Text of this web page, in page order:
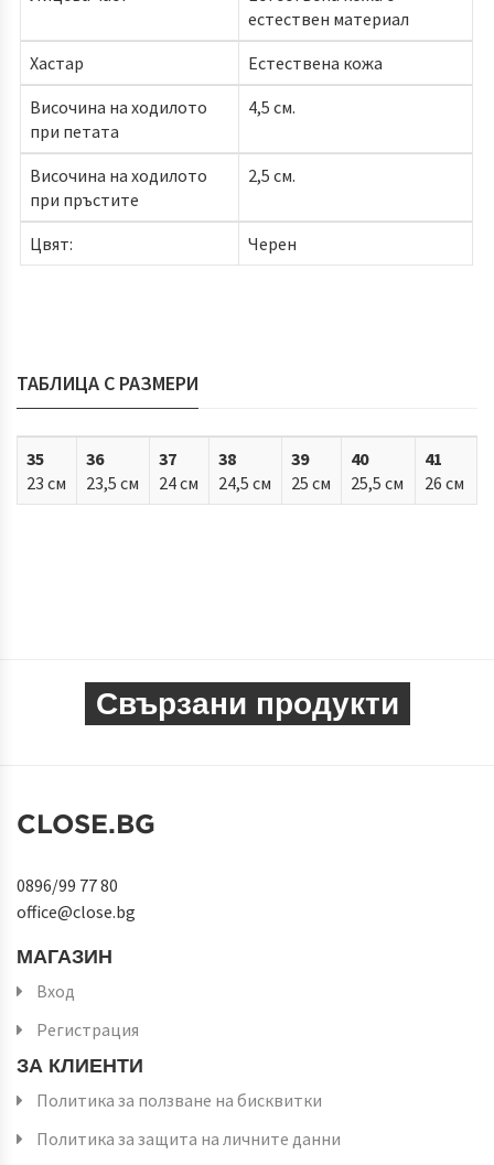
естествен материал
Хастар
Естествена кожа
Височина на ходилото
при петата
4,5 см.
Височина на ходилото
при пръстите
2,5 см.
Цвят: Черен
ТАБЛИЦА С РАЗМЕРИ
35
23 см
36
23,5 см
37
24 см
38
24,5 см
39
25 см
40
25,5 см
41
26 см
Свързани продукти
CLOSE.BG
0896/99 77 80
office@close.bg
МАГАЗИН
Вход
Регистрация
ЗА КЛИЕНТИ
Политика за ползване на бисквитки
Политика за защита на личните данни